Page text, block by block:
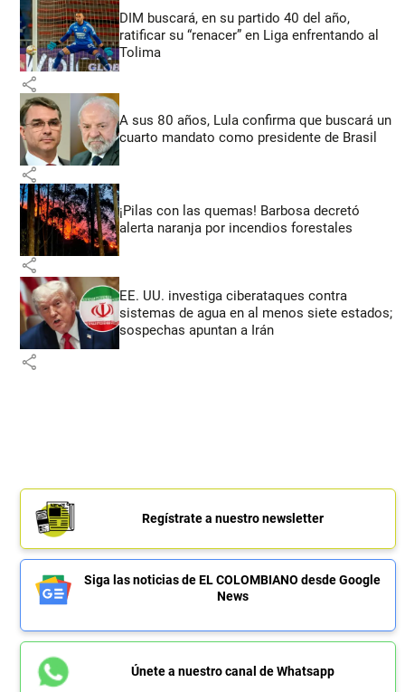
DIM buscará, en su partido 40 del año,
ratificar su “renacer” en Liga enfrentando al
Tolima
share
A sus 80 años, Lula confirma que buscará un
cuarto mandato como presidente de Brasil
share
¡Pilas con las quemas! Barbosa decretó
alerta naranja por incendios forestales
share
EE. UU. investiga ciberataques contra
sistemas de agua en al menos siete estados;
sospechas apuntan a Irán
share
Regístrate a nuestro newsletter
Siga las noticias de EL COLOMBIANO desde Google
News
Únete a nuestro canal de Whatsapp